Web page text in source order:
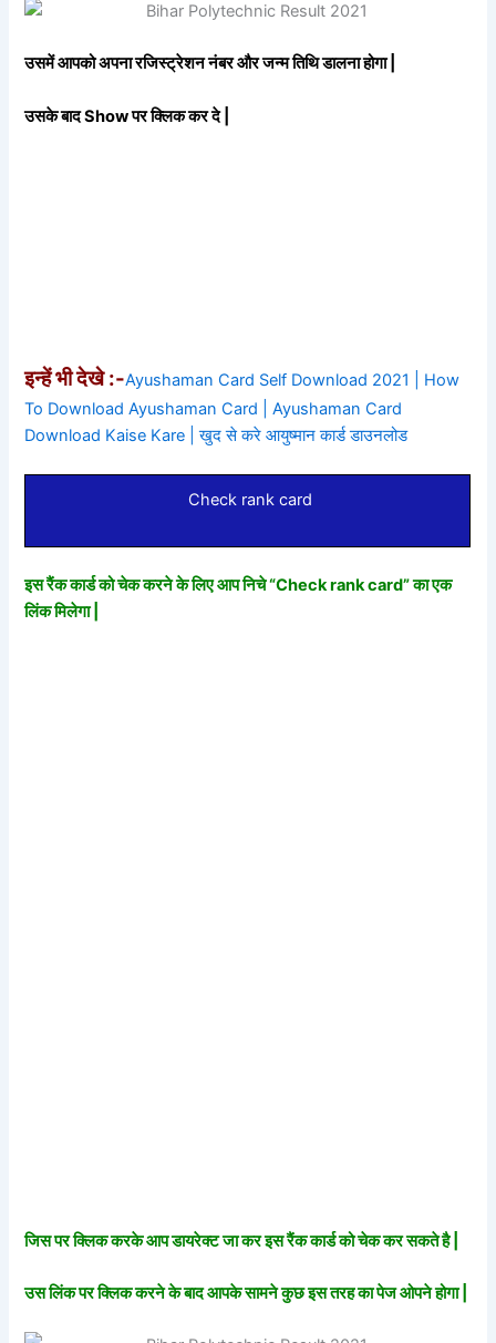
उसमें आपको अपना रजिस्ट्रेशन नंबर और जन्म तिथि डालना होगा |
उसके बाद Show पर क्लिक कर दे |
इन्हें भी देखे :-Ayushaman Card Self Download 2021 | How
To Download Ayushaman Card | Ayushaman Card
Download Kaise Kare | खुद से करे आयुष्मान कार्ड डाउनलोड
Check rank card
इस रैंक कार्ड को चेक करने के लिए आप निचे “Check rank card” का एक
लिंक मिलेगा |
जिस पर क्लिक करके आप डायरेक्ट जा कर इस रैंक कार्ड को चेक कर सकते है |
उस लिंक पर क्लिक करने के बाद आपके सामने कुछ इस तरह का पेज ओपने होगा |